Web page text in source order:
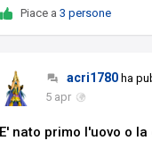
Piace a3 persone
acri1780 ha
5 apr
E' nato primo l'uovo o